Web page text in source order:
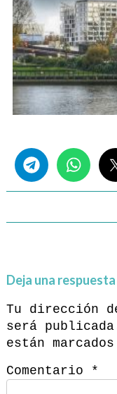
Deja una respuesta
Tu dirección
será
están
Comentario
*